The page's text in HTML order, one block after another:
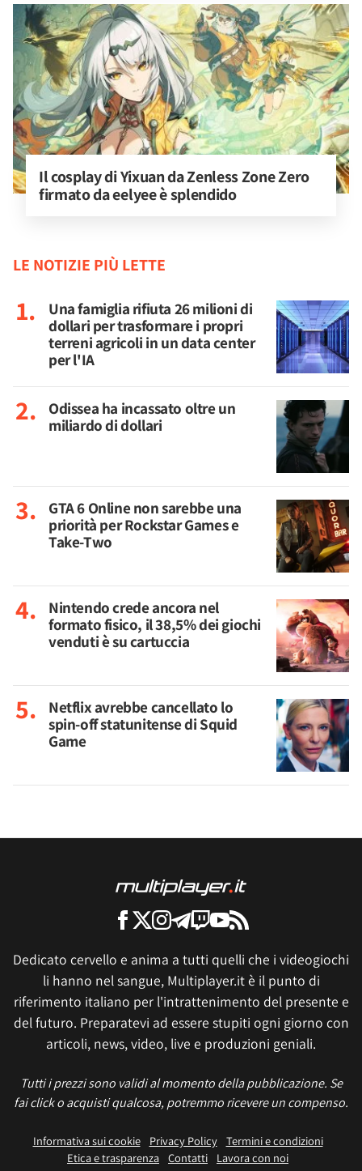
Il cosplay di Yixuan da Zenless Zone Zero
firmato da eelyee è splendido
LE NOTIZIE PIÙ LETTE
Una famiglia rifiuta 26 milioni di
dollari per trasformare i propri
terreni agricoli in un data center
per l'IA
Odissea ha incassato oltre un
miliardo di dollari
GTA 6 Online non sarebbe una
priorità per Rockstar Games e
Take-Two
Nintendo crede ancora nel
formato fisico, il 38,5% dei giochi
venduti è su cartuccia
Netflix avrebbe cancellato lo
spin-off statunitense di Squid
Game
Dedicato cervello e anima a tutti quelli che i videogiochi
li hanno nel sangue, Multiplayer.it è il punto di
riferimento italiano per l'intrattenimento del presente e
del futuro. Preparatevi ad essere stupiti ogni giorno con
articoli, news, video, live e produzioni geniali.
Tutti i prezzi sono validi al momento della pubblicazione. Se
fai click o acquisti qualcosa, potremmo ricevere un compenso.
Informativa sui cookie Privacy Policy
Termini e condizioni
Etica e trasparenza Contatti Lavora con noi